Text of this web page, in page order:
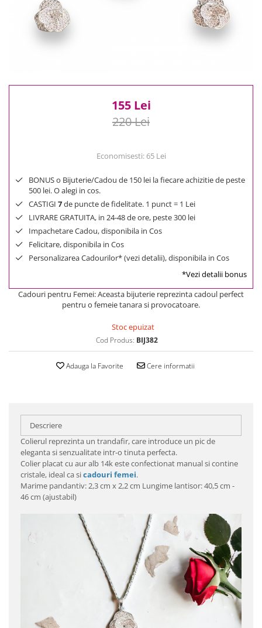
Cu video
0 Lei - 100 Lei
300 Lei - 500 Lei
155 Lei
220 Lei
Economisesti: 65 Lei
BONUS o Bijuterie/Cadou de 150 lei la fiecare achizitie de peste
500 lei. O alegi in cos.
CASTIGI 7de puncte de fidelitate. 1 punct = 1 Lei
LIVRARE GRATUITA, in 24-48 de ore, peste 300 lei
Impachetare Cadou, disponibila in Cos
Felicitare, disponibila in Cos
Personalizarea Cadourilor* (vezi detalii), disponibila in Cos
*Vezi detalii bonus
Cadouri pentru Femei: Aceasta bijuterie reprezinta cadoul perfect
pentru o femeie tanara si provocatoare.
Stoc epuizat
Cod Produs: BIJ382
Adauga la Favorite Cere informatii
Descriere
Colierul reprezinta un trandafir, care introduce un pic de
eleganta si senzualitate intr-o tinuta perfecta.
Colier placat cu aur alb 14k este confectionat manual si contine
cristale, ideal ca sicadouri femei.
Marime pandantiv: 2,3 cm x 2,2 cm Lungime lantisor: 40,5 cm -
46 cm (ajustabil)